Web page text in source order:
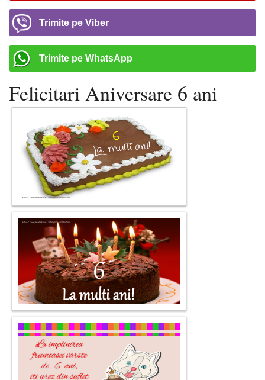
Trimite pe Viber
Trimite pe WhatsApp
Felicitari Aniversare 6 ani